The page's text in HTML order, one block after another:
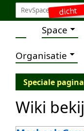
dicht
Space
Organisatie
Speciale pagina
Wiki